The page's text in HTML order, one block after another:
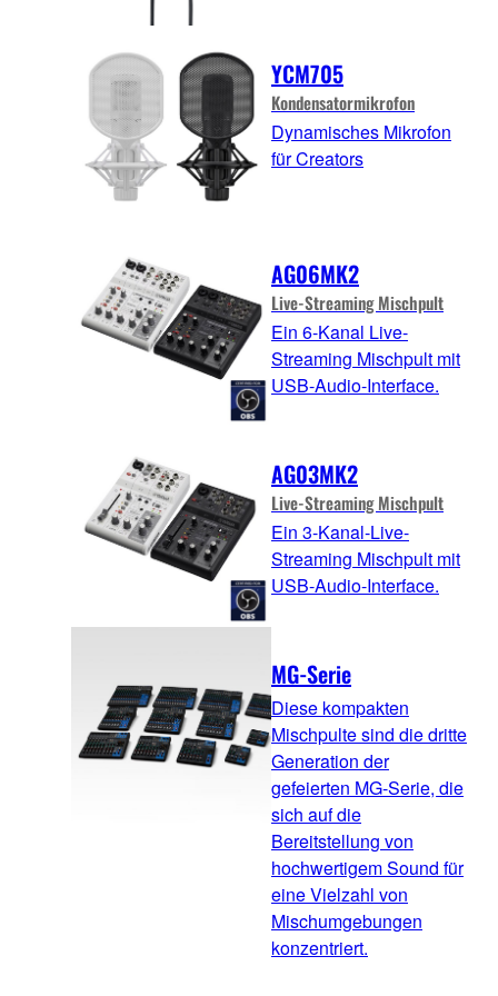
YCM705
Kondensatormikrofon
Dynamisches Mikrofon
für Creators
AG06MK2
Live-Streaming Mischpult
Ein 6-Kanal Live-
Streaming Mischpult mit
USB-Audio-Interface.
AG03MK2
Live-Streaming Mischpult
Ein 3-Kanal-Live-
Streaming Mischpult mit
USB-Audio-Interface.
MG-Serie
Diese kompakten
Mischpulte sind die dritte
Generation der
gefeierten MG-Serie, die
sich auf die
Bereitstellung von
hochwertigem Sound für
eine Vielzahl von
Mischumgebungen
konzentriert.